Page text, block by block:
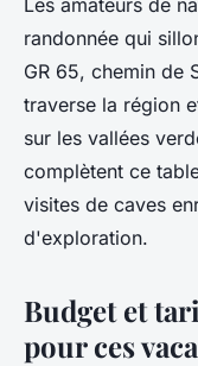
randonnée qui
GR 65, chemin de
traverse la région
sur les vallées
complètent ce
visites de caves
d'exploration.
Budget et
pour ces